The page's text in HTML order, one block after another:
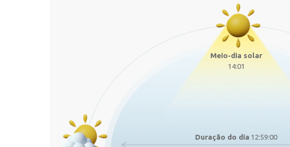
Meio-dia solar
14:01
Duração do dia 12:59:00